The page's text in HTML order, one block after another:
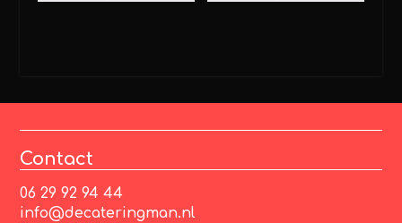
Contact
06 29 92 94 44
info@decateringman.nl